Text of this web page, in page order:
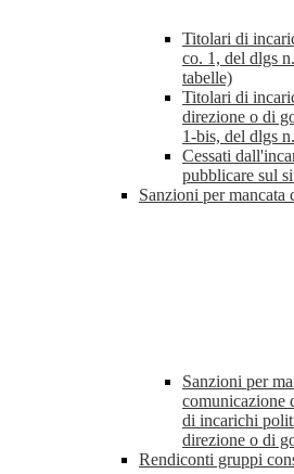
Titolari di
co. 1, del dlgs
tabelle)
Titolari di
direzione o di
1-bis, del dlgs
Cessati
pubblicare sul
Sanzioni per mancata
Sanzioni per
comunicazione
di incarichi
direzione o di
Rendiconti gruppi